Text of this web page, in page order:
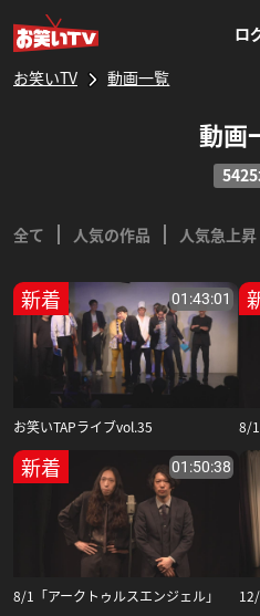
ロ
お笑いTV 動画一覧
動画
全て 人気の作品 人気急上昇
01:43:01
新着
お笑いTAPライブvol.35 8/1
01:50:38
新着
8/1「アークトゥルスエンジェル」